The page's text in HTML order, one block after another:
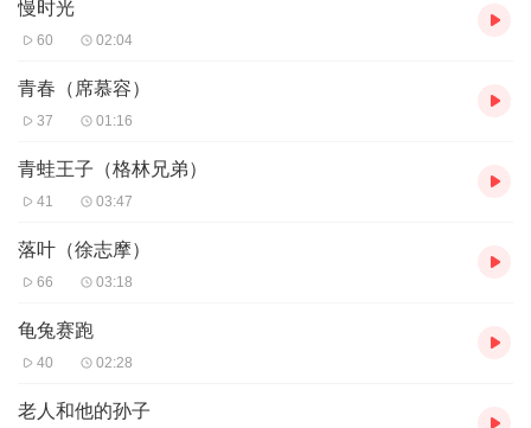
慢时光
60 02:04
青春（席慕容）
37 01:16
青蛙王子（格林兄弟）
41 03:47
落叶（徐志摩）
66 03:18
龟兔赛跑
40 02:28
老人和他的孙子